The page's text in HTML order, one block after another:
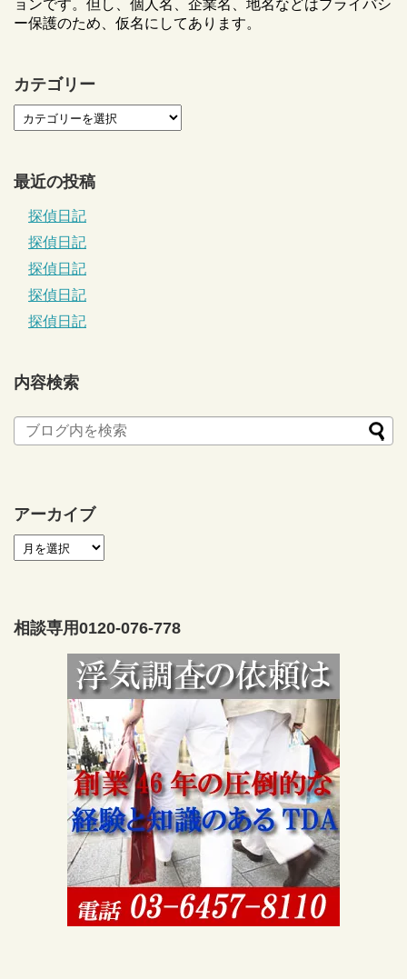
ョンです。但し、個人名、企業名、地名などはプライバシ
ー保護のため、仮名にしてあります。
カテゴリー
最近の投稿
探偵日記
探偵日記
探偵日記
探偵日記
探偵日記
内容検索
アーカイブ
相談専用0120-076-778